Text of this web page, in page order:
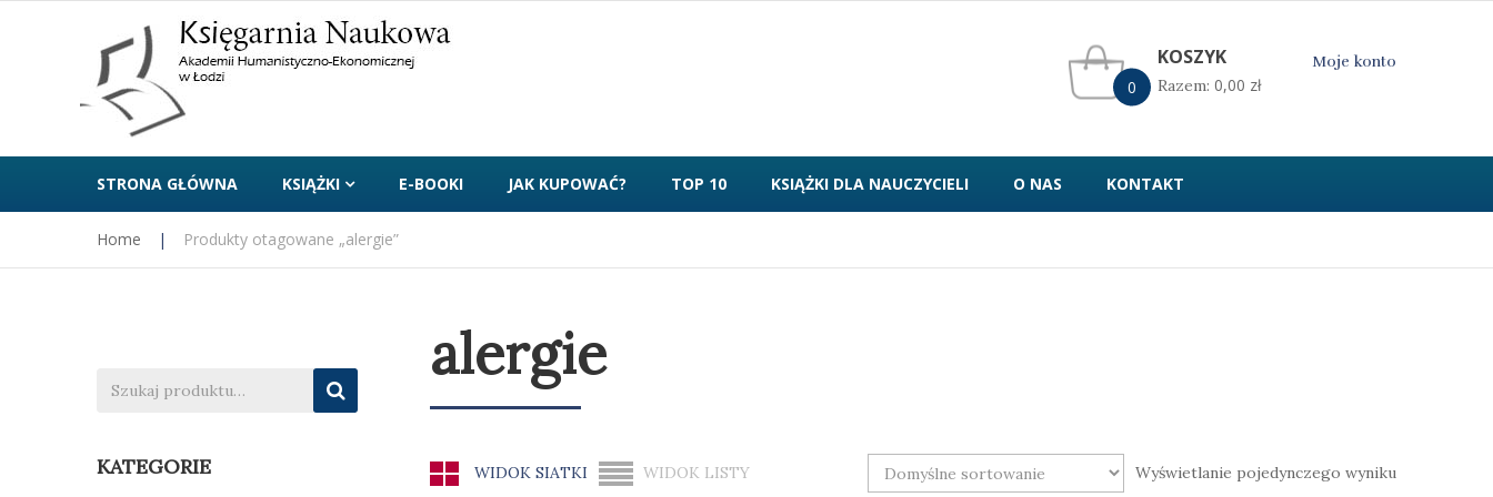
KOSZYK
0 Razem: 0,00 zł
Moje konto
STRONA GŁÓWNA KSIĄŻKI E-BOOKI JAK KUPOWAĆ? TOP 10 KSIĄŻKI DLA NAUCZYCIELI O NAS KONTAKT
Home | Produkty otagowane „alergie”
alergie
WIDOK SIATKI WIDOK LISTY Wyświetlanie pojedynczego wyniku
KATEGORIE